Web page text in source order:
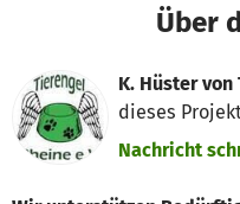
Über
K. Hüster von
dieses
Nachricht